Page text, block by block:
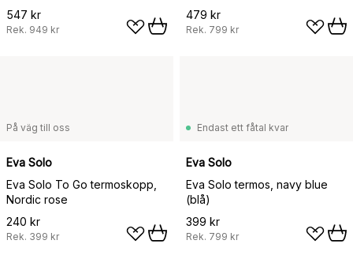
547 kr
Rek. 949 kr
479 kr
Rek. 799 kr
På väg till oss
Eva Solo
Eva Solo To Go termoskopp,
Nordic rose
240 kr
Rek. 399 kr
Endast ett fåtal kvar
Eva Solo
Eva Solo termos, navy blue
(blå)
399 kr
Rek. 799 kr